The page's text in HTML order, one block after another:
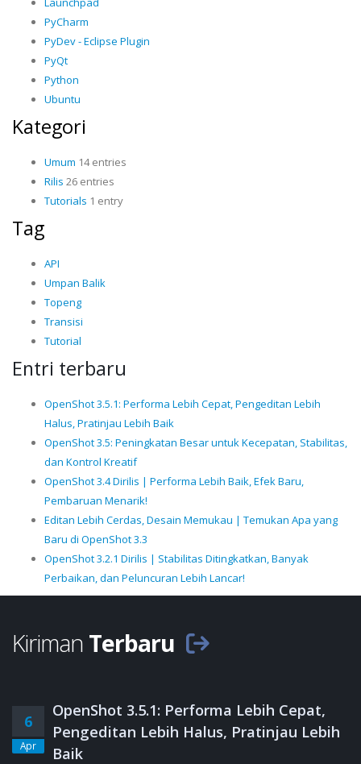
PyCharm
PyDev - Eclipse Plugin
PyQt
Python
Ubuntu
Kategori
Umum 14 entries
Rilis 26 entries
Tutorials 1 entry
Tag
API
Umpan Balik
Topeng
Transisi
Tutorial
Entri terbaru
OpenShot 3.5.1: Performa Lebih Cepat, Pengeditan Lebih
Halus, Pratinjau Lebih Baik
OpenShot 3.5: Peningkatan Besar untuk Kecepatan, Stabilitas,
dan Kontrol Kreatif
OpenShot 3.4 Dirilis | Performa Lebih Baik, Efek Baru,
Pembaruan Menarik!
Editan Lebih Cerdas, Desain Memukau | Temukan Apa yang
Baru di OpenShot 3.3
OpenShot 3.2.1 Dirilis | Stabilitas Ditingkatkan, Banyak
Perbaikan, dan Peluncuran Lebih Lancar!
Kiriman Terbaru
6
Apr
OpenShot 3.5.1: Performa Lebih Cepat,
Pengeditan Lebih Halus, Pratinjau Lebih
Baik